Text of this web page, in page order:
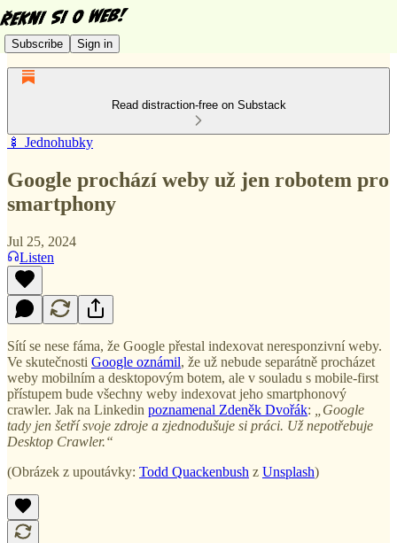
Subscribe Sign in
Read distraction-free on Substack
🍢 Jednohubky
Google prochází weby už jen robotem pro
smartphony
Jul 25, 2024
Listen
Sítí se nese fáma, že Google přestal indexovat neresponzivní weby.
Ve skutečnosti Google oznámil, že už nebude separátně procházet
weby mobilním a desktopovým botem, ale v souladu s mobile-first
přístupem bude všechny weby indexovat jeho smartphonový
crawler. Jak na Linkedin poznamenal Zdeněk Dvořák:
„Google
tady jen šetří svoje zdroje a zjednodušuje si práci. Už nepotřebuje
Desktop Crawler.“
(Obrázek z upoutávky: Todd Quackenbush z Unsplash)